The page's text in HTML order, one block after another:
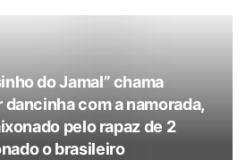
do Jamal” chama
com a namorada,
pelo rapaz de 2
o brasileiro